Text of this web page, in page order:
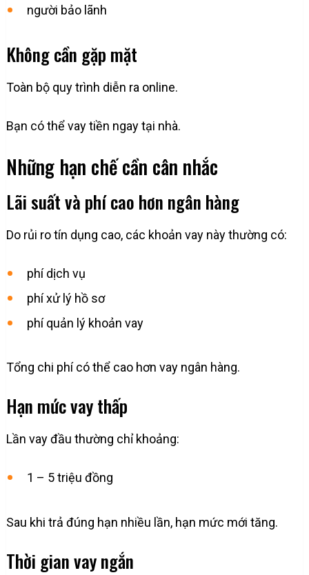
người bảo lãnh
Không cần gặp mặt
Toàn bộ quy trình diễn ra online.
Bạn có thể vay tiền ngay tại nhà.
Những hạn chế cần cân nhắc
Lãi suất và phí cao hơn ngân hàng
Do rủi ro tín dụng cao, các khoản vay này thường có:
phí dịch vụ
phí xử lý hồ sơ
phí quản lý khoản vay
Tổng chi phí có thể cao hơn vay ngân hàng.
Hạn mức vay thấp
Lần vay đầu thường chỉ khoảng:
1 – 5 triệu đồng
Sau khi trả đúng hạn nhiều lần, hạn mức mới tăng.
Thời gian vay ngắn